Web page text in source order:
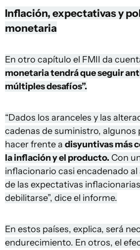
Inflación, expectativas y
monetaria
En otro capítulo el FMII da
monetaria tendrá que seguir
múltiples desafíos”.
“Dados los aranceles y las
cadenas de suministro, algunos
hacer frente a disyuntivas más
la inflación y el producto. Con
inflacionario casi encadenado
de las expectativas
debilitarse”, dice el informe.
En estos países, explica, será
endurecimiento. En otros, el